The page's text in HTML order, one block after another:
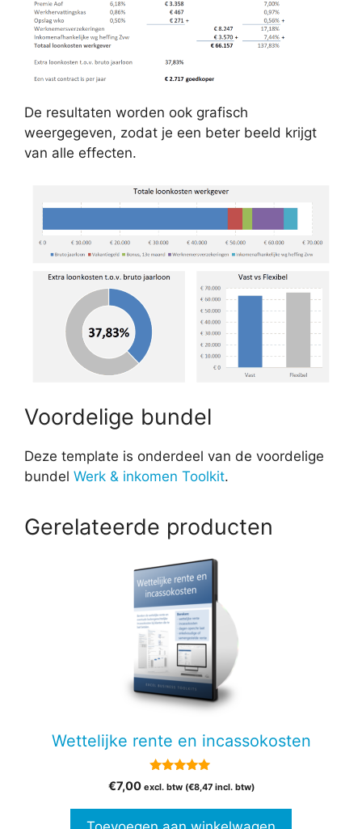
De resultaten worden ook grafisch
weergegeven, zodat je een beter beeld krijgt
van alle effecten.
Voordelige bundel
Deze template is onderdeel van de voordelige
bundel Werk & inkomen Toolkit.
Gerelateerde producten
Wettelijke rente en incassokosten
5.00
van 5
€7,00 excl. btw (€8,47incl. btw)